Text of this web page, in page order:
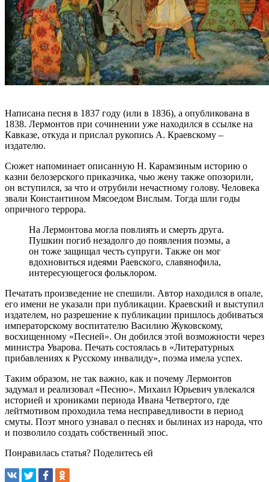
Написана песня в 1837 году (или в 1836), а опубликована в
1838. Лермонтов при сочинении уже находился в ссылке на
Кавказе, откуда и прислал рукопись А. Краевскому –
издателю.
Сюжет напоминает описанную Н. Карамзиным историю о
казни белозерского приказчика, чью жену также опозорили,
он вступился, за что и отрубили нечастному голову. Человека
звали Константином Мясоедом Вислым. Тогда шли годы
опричного террора.
На Лермонтова могла повлиять и смерть друга.
Пушкин погиб незадолго до появления поэмы, а
он тоже защищал честь супруги. Также он мог
вдохновиться идеями Раевского, славянофила,
интересующегося фольклором.
Печатать произведение не спешили. Автор находился в опале,
его имени не указали при публикации. Краевский и выступил
издателем, но разрешение к публикации пришлось добиваться
императорскому воспитателю Василию Жуковскому,
восхищенному «Песней». Он добился этой возможности через
министра Уварова. Печать состоялась в «Литературных
прибавлениях к Русскому инвалиду», поэма имела успех.
Таким образом, не так важно, как и почему Лермонтов
задумал и реализовал «Песню». Михаил Юрьевич увлекался
историей и хрониками периода Ивана Четвертого, где
лейтмотивом проходила тема несправедливости в период
смуты. Поэт много узнавал о песнях и былинах из народа, что
и позволило создать собственный эпос.
Понравилась статья? Поделитесь ей